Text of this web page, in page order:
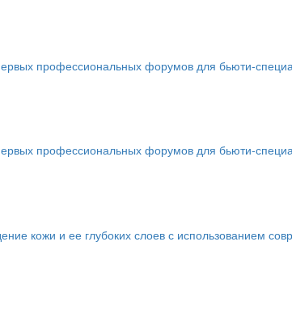
профессиональных форумов для бьюти-
профессиональных форумов для бьюти-
кожи и ее глубоких слоев с использованием